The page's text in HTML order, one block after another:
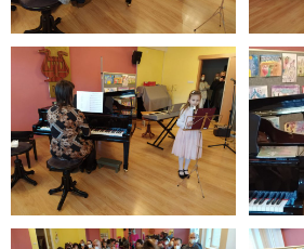
- Povinné zverejňovanie informácií
- - Organizačná štruktúra ZUŠ Poltár
- - Zriaďovacia listina ZUŠ Poltár
- - Zoznam platných vnútorných predpisov
- - Dodatok č.1, č.2 k ZL ZUŠ Poltár
- - Pedagogická rada